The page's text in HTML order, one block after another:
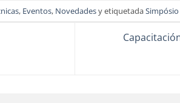
, Eventos, Novedadesy etiquetada